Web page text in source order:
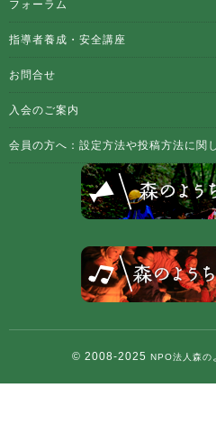
フォーラム
指導者養成・安全講座
お問合せ
入会のご案内
会員の方へ：設定方法や投稿方法に関
© 2008-2025 NPO法人森の